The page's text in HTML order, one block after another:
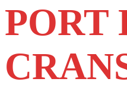
PORT